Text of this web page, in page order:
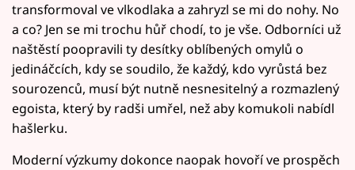
transformoval ve vlkodlaka a zahryzl se mi do nohy. No
a co? Jen se mi trochu hůř chodí, to je vše. Odborníci už
naštěstí poopravili ty desítky oblíbených omylů o
jedináčcích, kdy se soudilo, že každý, kdo vyrůstá bez
sourozenců, musí být nutně nesnesitelný a rozmazlený
egoista, který by radši umřel, než aby komukoli nabídl
hašlerku.
Moderní výzkumy dokonce naopak hovoří ve prospěch